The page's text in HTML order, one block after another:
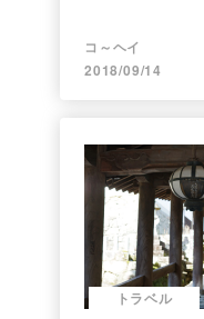
コ～ヘイ
2018/09/14
トラベル